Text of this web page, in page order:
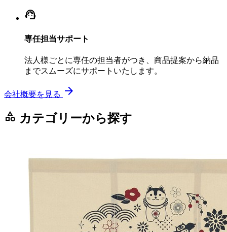
support_agent
専任担当サポート
法人様ごとに専任の担当者がつき、商品提案から納品
までスムーズにサポートいたします。
会社概要を見る arrow_forward
category カテゴリーから探す